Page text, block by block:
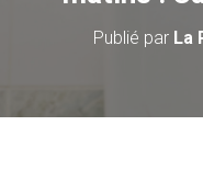
Publié par La